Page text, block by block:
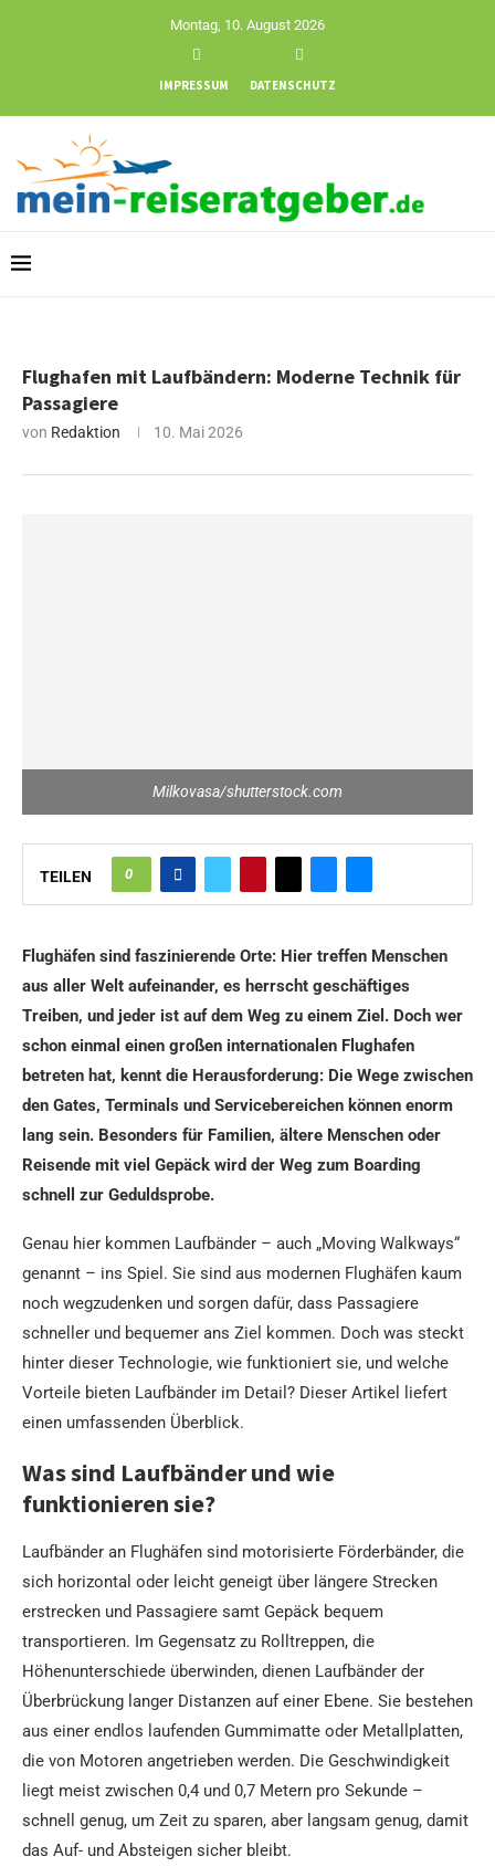
Montag, 10. August 2026
IMPRESSUM DATENSCHUTZ
Flughafen mit Laufbändern: Moderne Technik für
Passagiere
von Redaktion 10. Mai 2026
Milkovasa/shutterstock.com
TEILEN 0
Flughäfen sind faszinierende Orte: Hier treffen Menschen
aus aller Welt aufeinander, es herrscht geschäftiges
Treiben, und jeder ist auf dem Weg zu einem Ziel. Doch wer
schon einmal einen großen internationalen Flughafen
betreten hat, kennt die Herausforderung: Die Wege zwischen
den Gates, Terminals und Servicebereichen können enorm
lang sein. Besonders für Familien, ältere Menschen oder
Reisende mit viel Gepäck wird der Weg zum Boarding
schnell zur Geduldsprobe.
Genau hier kommen Laufbänder – auch „Moving Walkways“
genannt – ins Spiel. Sie sind aus modernen Flughäfen kaum
noch wegzudenken und sorgen dafür, dass Passagiere
schneller und bequemer ans Ziel kommen. Doch was steckt
hinter dieser Technologie, wie funktioniert sie, und welche
Vorteile bieten Laufbänder im Detail? Dieser Artikel liefert
einen umfassenden Überblick.
Was sind Laufbänder und wie
funktionieren sie?
Laufbänder an Flughäfen sind motorisierte Förderbänder, die
sich horizontal oder leicht geneigt über längere Strecken
erstrecken und Passagiere samt Gepäck bequem
transportieren. Im Gegensatz zu Rolltreppen, die
Höhenunterschiede überwinden, dienen Laufbänder der
Überbrückung langer Distanzen auf einer Ebene. Sie bestehen
aus einer endlos laufenden Gummimatte oder Metallplatten,
die von Motoren angetrieben werden. Die Geschwindigkeit
liegt meist zwischen 0,4 und 0,7 Metern pro Sekunde –
schnell genug, um Zeit zu sparen, aber langsam genug, damit
das Auf- und Absteigen sicher bleibt.